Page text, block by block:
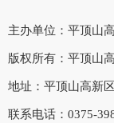
主办单位：平顶山
版权所有：平顶山
地址：平顶山高新
联系电话：0375-